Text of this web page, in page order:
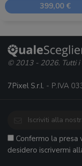
399,00 €
© 2013 - 2026. Tutti i
7Pixel S.r.l. - P.IVA
Confermo la presa
desidero iscrivermi